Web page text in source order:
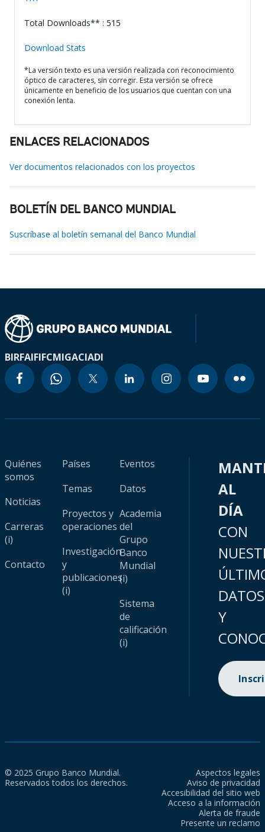
Total Downloads** : 515
Download Stats
*La versión texto es una versión realizada con reconocimiento
óptico de caracteres, sin corregir. Esta versión se ofrece
únicamente en beneficio de los usuarios que cuentan con una
conexión lenta.
ENLACES RELACIONADOS
Ver documentos relacionados con los proyectos
BOLETÍN DEL BANCO MUNDIAL
Suscríbase al boletín semanal del Banco Mundial
BIRFAIFIFCMIGACIADI
Quiénes
somos
Noticias
Carreras
(i)
Contacto
Países
Temas
Proyectos y
operaciones
Investigación
y
publicaciones
(i)
Eventos
Datos
Academia
del
Grupo
Banco
Mundial
(i)
Sistema
de
calificación
(i)
AL
DÍA
CON
DATOS
Y
© 2025 Grupo Banco Mundial.
Reservados todos los derechos.
Aspectos legales
Aviso de privacidad
Accesibilidad del sitio web
Acceso a la información
Alerta de fraude
Presente un reclamo